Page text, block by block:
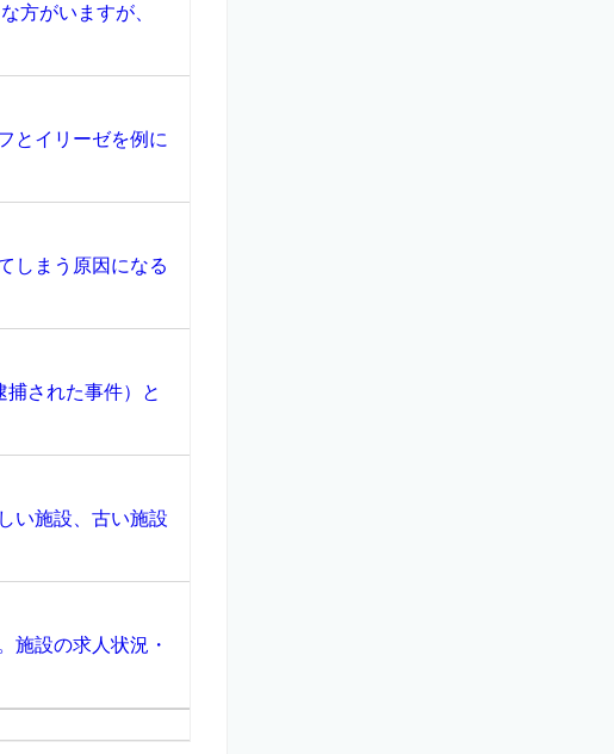
方がいますが、
とイリーゼを例に
しまう原因になる
された事件）と
い施設、古い施設
施設の求人状況・